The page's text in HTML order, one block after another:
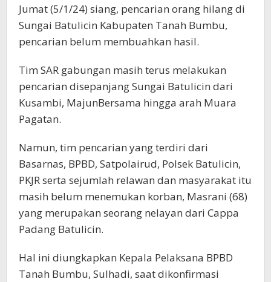
Jumat (5/1/24) siang, pencarian orang hilang di
Sungai Batulicin Kabupaten Tanah Bumbu,
pencarian belum membuahkan hasil.
Tim SAR gabungan masih terus melakukan
pencarian disepanjang Sungai Batulicin dari
Kusambi, MajunBersama hingga arah Muara
Pagatan.
Namun, tim pencarian yang terdiri dari
Basarnas, BPBD, Satpolairud, Polsek Batulicin,
PKJR serta sejumlah relawan dan masyarakat itu
masih belum menemukan korban, Masrani (68)
yang merupakan seorang nelayan dari Cappa
Padang Batulicin.
Hal ini diungkapkan Kepala Pelaksana BPBD
Tanah Bumbu, Sulhadi, saat dikonfirmasi